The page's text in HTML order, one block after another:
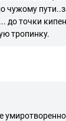
чужому
до точки
тропинку.